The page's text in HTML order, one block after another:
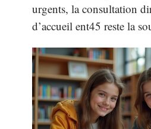
urgents, la consultation
d’accueil ent45 reste la